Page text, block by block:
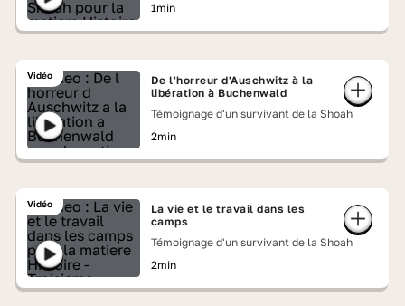
1min
Vidéo
De l'horreur d'Auschwitz à la
libération à Buchenwald
Témoignage d'un survivant de la Shoah
2min
Vidéo
La vie et le travail dans les
camps
Témoignage d'un survivant de la Shoah
2min